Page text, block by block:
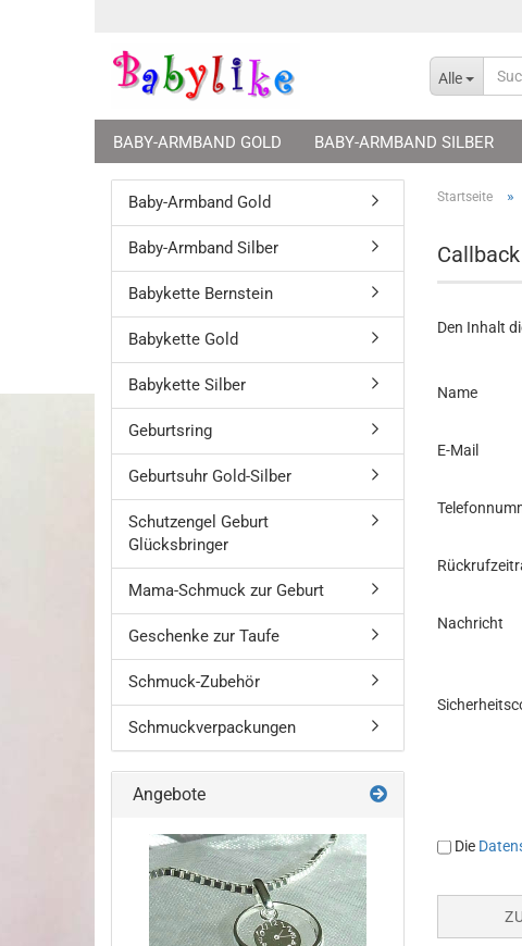
Alle
BABY-ARMBAND GOLD BABY-ARMBAND SILBER
GEBURTSUHR GOLD-SILBER SCHUTZENGEL
SCHMUCKVERPACKUNGEN
Startseite »
Den Inhalt
SERVICE
Name
E-Mail
Nachricht
Die
Baby-Armband Gold
Baby-Armband Silber
Babykette Bernstein
Babykette Gold
Babykette Silber
Geburtsring
Geburtsuhr Gold-Silber
Schutzengel Geburt
Glücksbringer
Mama-Schmuck zur Geburt
Geschenke zur Taufe
Schmuck-Zubehör
Schmuckverpackungen
Angebote